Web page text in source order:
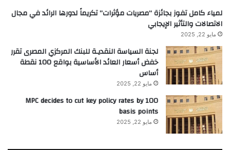
لمياء كامل تفوز بجائزة “مصريات مؤثرات” تكريماً لدورها الرائد في مجال
الاتصالات والتأثير الإيجابي
مايو 22, 2025
لجنة السياسة النقديـة للبنك المركزي المصرى تقرر
خفض أسعار العائد الأساسية بواقع 100 نقطة
أساس
مايو 22, 2025
MPC decides to cut key policy rates by 100
basis points
مايو 22, 2025